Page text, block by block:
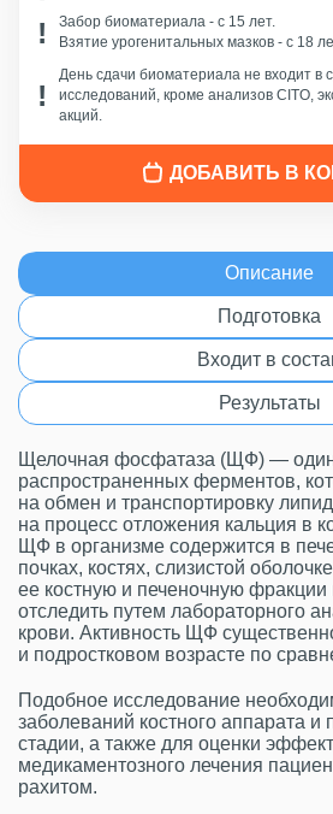
Забор биоматериала - c 15 лет.
Взятие урогенитальных мазков - с 18
День сдачи биоматериала не входит в
исследований, кроме анализов CITO,
акций.
ДОБАВИТЬ В
Описание
Подготовка
Входит в
Результаты
Щелочная фосфатаза (ЩФ) —
распространенных ферментов,
на обмен и транспортировку
на процесс отложения кальция в
ЩФ в организме содержится в
почках, костях, слизистой
ее костную и печеночную фракции
отследить путем лабораторного
крови. Активность ЩФ
и подростковом возрасте по
Подобное исследование
заболеваний костного аппарата и
стадии, а также для оценки
медикаментозного лечения
рахитом.